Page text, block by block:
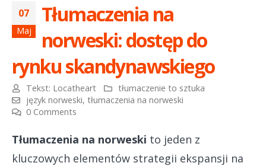
07
Maj
Tłumaczenia na
norweski: dostęp do
rynku skandynawskiego
Tekst: Locatheart
tłumaczenie to sztuka
język norweski,tłumaczenia na norweski
0 Comments
Tłumaczenia na norweski to jeden z
kluczowych elementów strategii ekspansji na